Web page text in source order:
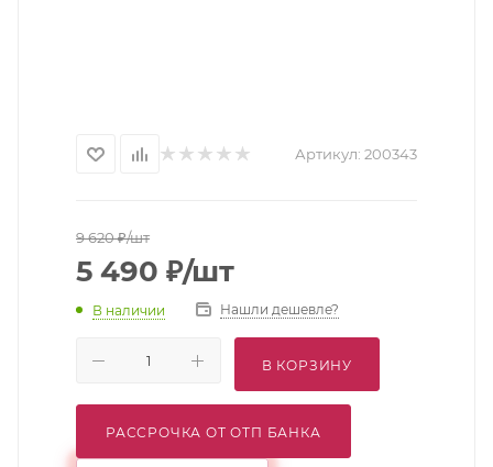
Артикул: 200343
9 620₽/шт
5 490 ₽/шт
В наличии Нашли дешевле?
В КОРЗИНУ
РАССРОЧКА ОТ ОТП БАНКА